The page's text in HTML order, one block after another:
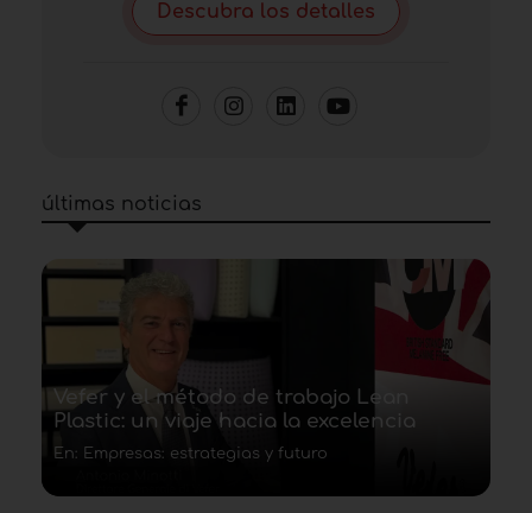
Descubra los detalles
últimas noticias
Vefer y el método de trabajo Lean
Plastic: un viaje hacia la excelencia
En: Empresas: estrategias y futuro